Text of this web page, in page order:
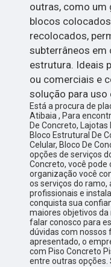
outras, como um
blocos
recolocados,
subterrâneos em
estrutura. Ideais
ou comerciais e
solução para uso
Está a procura de
Atibaia , Para
De Concreto,
Bloco Estrutural De
Celular, Bloco De
opções de serviços
Concreto, você pode
organização você
os serviços do
profissionais e
conquista sua
maiores objetivos da
falar conosco para
dúvidas com nossos
apresentado, o
com Piso Concreto
entre outras